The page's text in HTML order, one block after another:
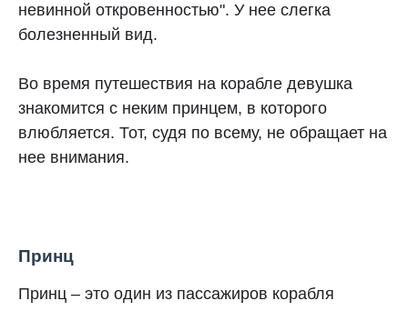
невинной откровенностью". У нее слегка
болезненный вид.
Во время путешествия на корабле девушка
знакомится с неким принцем, в которого
влюбляется. Тот, судя по всему, не обращает на
нее внимания.
Принц
Принц – это один из пассажиров корабля